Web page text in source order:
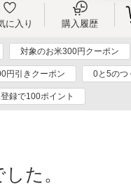
に入り 購入履歴
対象のお米300円クーポン
円引きクーポン 0と5のつ
録で100ポイント
た。